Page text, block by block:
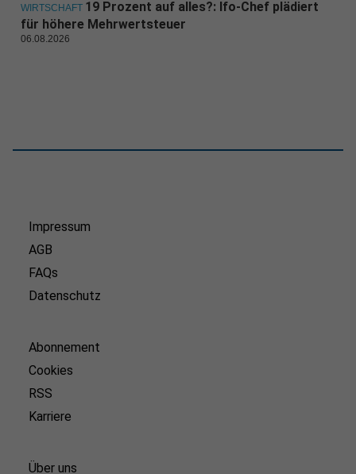
WIRTSCHAFT 19 Prozent auf alles?: Ifo-Chef plädiert
für höhere Mehrwertsteuer
06.08.2026
Impressum
AGB
FAQs
Datenschutz
Abonnement
Cookies
RSS
Karriere
Über uns